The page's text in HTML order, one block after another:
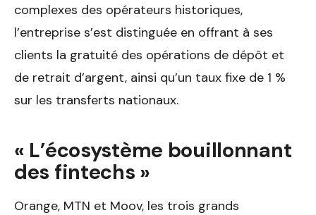
complexes des opérateurs historiques,
l’entreprise s’est distinguée en offrant à ses
clients la gratuité des opérations de dépôt et
de retrait d’argent, ainsi qu’un taux fixe de 1 %
sur les transferts nationaux.
« L’écosystème bouillonnant
des fintechs »
Orange, MTN et Moov, les trois grands